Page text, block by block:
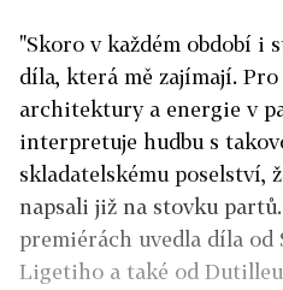
"Skoro v každém období i
díla, která mě zajímají.
architektury a energie v
interpretuje hudbu s
skladatelskému poselství,
napsali již na stovku
premiérách uvedla díla od
Ligetiho a také od